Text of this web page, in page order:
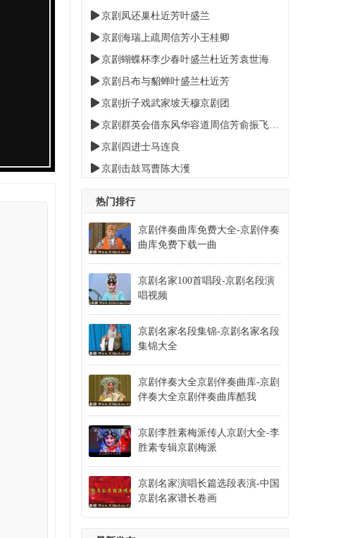
京剧凤还巢杜近芳叶盛兰
京剧海瑞上疏周信芳小王桂卿
京剧蝴蝶杯李少春叶盛兰杜近芳袁世海
京剧吕布与貂蝉叶盛兰杜近芳
京剧折子戏武家坡天穆京剧团
京剧群英会借东风华容道周信芳俞振飞迟世恭
京剧四进士马连良
京剧击鼓骂曹陈大濩
京剧击鼓骂曹叶蓬
京剧棋盘山刘秀荣张春孝谢锐青
京剧柳荫记杜近芳叶盛兰
京剧霸王别姬许嘉宝刘金泉刘国强马明森
京剧潇湘夜雨杨秋玲萧润增萧润德李岩
京剧绿珠坠楼毕谷云周成志陆锦麟冯怀来
京剧红娘荀令莱赵慧秋尚明珠王紫苓童芷苓姚玉成冯静
京剧牧羊圈朱痕迹李世济张学海
京剧白帝城吞吴恨张建国王旭东宋小川
京剧谢瑶环王艳宋小川陈嫒张克张艳玲石晓亮
京剧赵氏孤儿马连良谭富英张君秋裘盛戎
京剧朱砂井拾玉镯
京剧锁麟囊
热门排行
京剧伴奏曲库免费大全-京剧伴奏
曲库免费下载一曲
京剧名家100首唱段-京剧名段演
唱视频
京剧名家名段集锦-京剧名家名段
集锦大全
京剧伴奏大全京剧伴奏曲库-京剧
伴奏大全京剧伴奏曲库酷我
京剧李胜素梅派传人京剧大全-李
胜素专辑京剧梅派
京剧名家演唱长篇选段表演-中国
京剧名家谱长卷画